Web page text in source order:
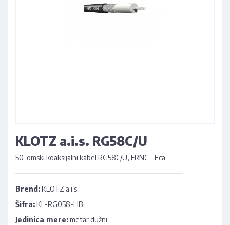
KLOTZ a.i.s. RG58C/U
50-omski koaksijalni kabel RG58C/U, FRNC - Eca
Brend:KLOTZ a.i.s.
Šifra:KL-RG058-HB
Jedinica mere:metar dužni